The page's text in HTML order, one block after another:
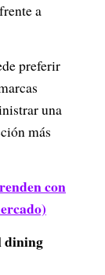
a
preferir
una
más
con
dining